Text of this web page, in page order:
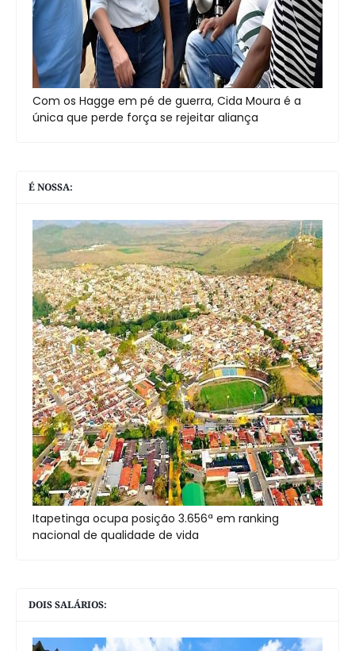
Com os Hagge em pé de guerra, Cida Moura é a
única que perde força se rejeitar aliança
É NOSSA:
Itapetinga ocupa posição 3.656ª em ranking
nacional de qualidade de vida
DOIS SALÁRIOS: